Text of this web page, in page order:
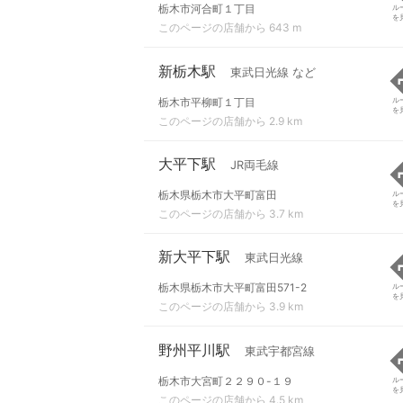
栃木市河合町１丁目
このページの店舗から 643 m
ル
を
新栃木駅 東武日光線 など
栃木市平柳町１丁目
このページの店舗から 2.9 km
ル
を
大平下駅 JR両毛線
栃木県栃木市大平町富田
このページの店舗から 3.7 km
ル
を
新大平下駅 東武日光線
栃木県栃木市大平町富田571-2
このページの店舗から 3.9 km
ル
を
野州平川駅 東武宇都宮線
栃木市大宮町２２９０-１９
このページの店舗から 4.5 km
ル
を